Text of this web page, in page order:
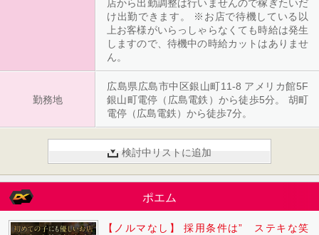
店から出勤調整は行いませんので稼ぎたいだ
け出勤できます。 ※お店で待機している以
上お客様がいらっしゃらなくても時給は発生
しますので、待機中の時給カットはありませ
ん。
勤務地
広島県広島市中区銀山町11-8 アメリカ館5F
銀山町電停（広島電鉄）から徒歩5分。 胡町
電停（広島電鉄）から徒歩7分。
検討中リストに追加
ポエム
【ノルマなし】 採用条件は” ステキな笑